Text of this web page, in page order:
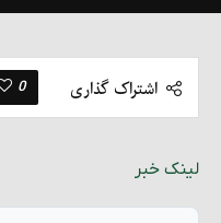
اشتراک گذاری 0
لینک خبر